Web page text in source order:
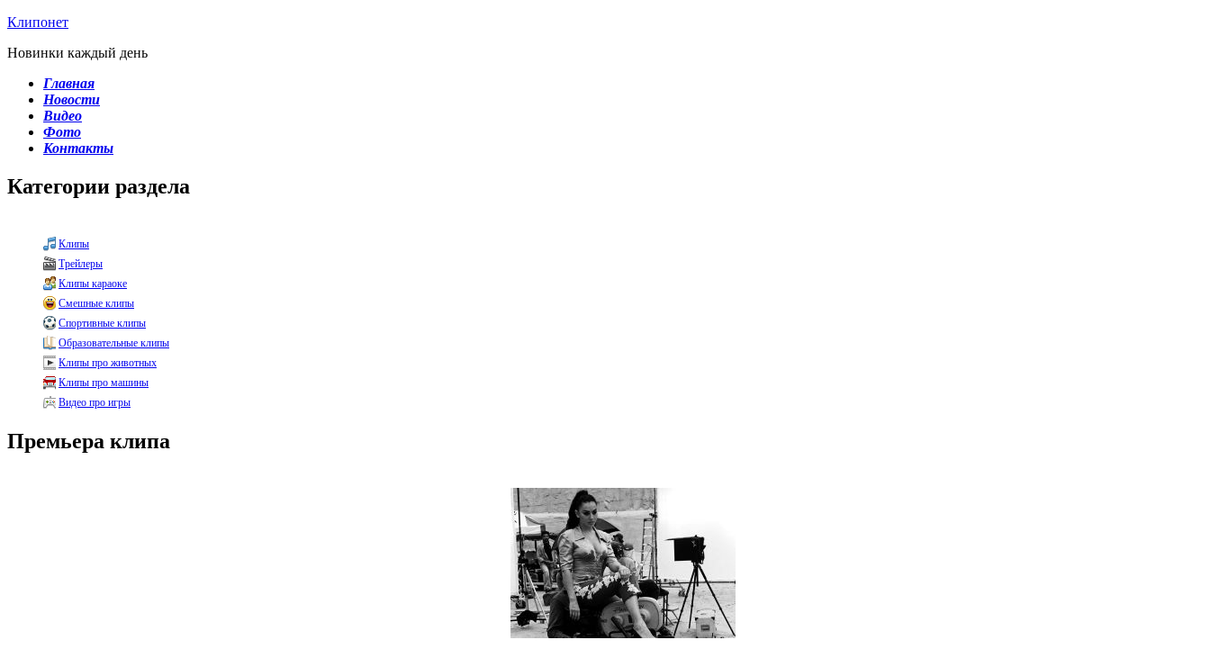
Клипонет
Новинки каждый день
Главная
Новости
Видео
Фото
Контакты
Категории раздела
Клипы
Трейлеры
Клипы караоке
Смешные клипы
Спортивные клипы
Образовательные клипы
Клипы про животных
Клипы про машины
Видео про игры
Премьера клипа